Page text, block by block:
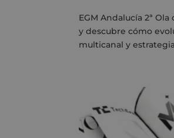
EGM Andalucía 2ª
y descubre cómo
multicanal y